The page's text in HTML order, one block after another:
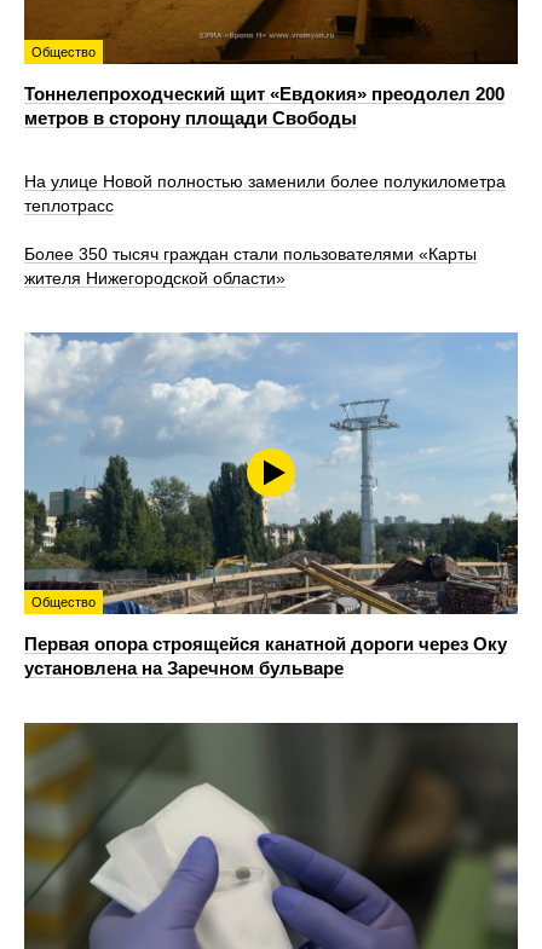
Общество
Тоннелепроходческий щит «Евдокия» преодолел 200
метров в сторону площади Свободы
На улице Новой полностью заменили более полукилометра
теплотрасс
Более 350 тысяч граждан стали пользователями «Карты
жителя Нижегородской области»
Общество
Первая опора строящейся канатной дороги через Оку
установлена на Заречном бульваре